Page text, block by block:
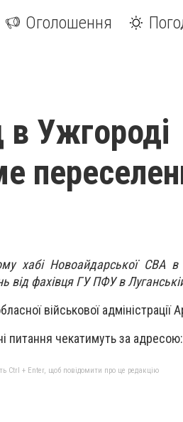
Оголошення
в Ужгороді
хабі Новоайдарської СВА в
від фахівця ГУ ПФУ в
військової адміністрації
питання чекатимуть за
Ctrl + Enter, щоб повідомити про це редакцію